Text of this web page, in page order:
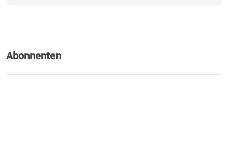
Abonnenten